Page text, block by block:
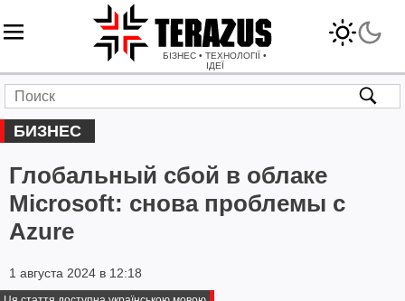
БІЗНЕС • ТЕХНОЛОГІЇ •
ІДЕЇ
БИЗНЕС
Глобальный сбой в облаке
Microsoft: снова проблемы с
Azure
1 августа 2024 в 12:18